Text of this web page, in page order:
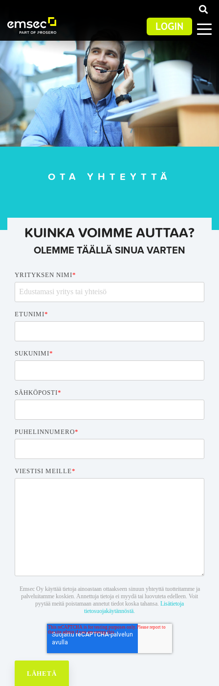
OTA YHTEYTTÄ
KUINKA VOIMME AUTTAA?
OLEMME TÄÄLLÄ SINUA VARTEN
YRITYKSEN NIMI*
ETUNIMI*
SUKUNIMI*
SÄHKÖPOSTI*
PUHELINNUMERO*
VIESTISI MEILLE*
Emsec Oy käyttää tietoja ainoastaan ottaakseen sinuun yhteyttä tuotteitamme ja
palveluitamme koskien. Annettuja tietoja ei myydä tai luovuteta edelleen. Voit
pyytää meitä poistamaan annetut tiedot koska tahansa. Lisätietoja
tietosuojakäytännöstä.